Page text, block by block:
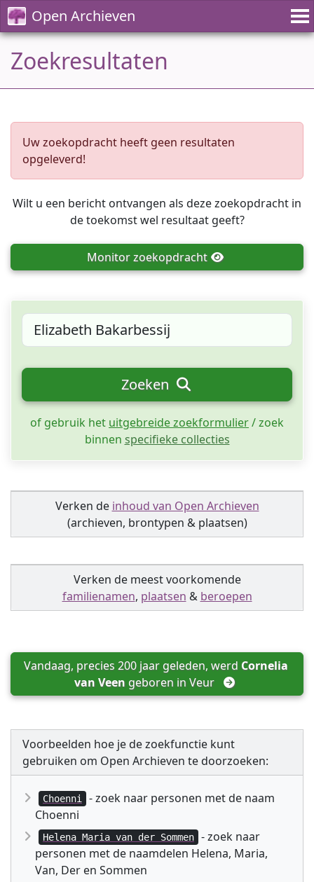
Open Archieven
Zoekresultaten
Uw zoekopdracht heeft geen resultaten
opgeleverd!
Wilt u een bericht ontvangen als deze zoekopdracht in
de toekomst wel resultaat geeft?
Monitorzoekopdracht
Zoeken
of gebruik het uitgebreide zoekformulier/ zoek
binnen specifieke collecties
Verken de inhoud van Open Archieven
(archieven, brontypen & plaatsen)
Verken de meest voorkomende
familienamen, plaatsen & beroepen
Vandaag, precies 200 jaar geleden, werd Cornelia
van Veen geboren in Veur
Voorbeelden hoe je de zoekfunctie kunt
gebruiken om Open Archieven te doorzoeken:
Choenni
- zoek naar personen met de naam
Choenni
Helena Maria van der Sommen
- zoek naar
personen met de naamdelen Helena, Maria,
Van, Der en Sommen